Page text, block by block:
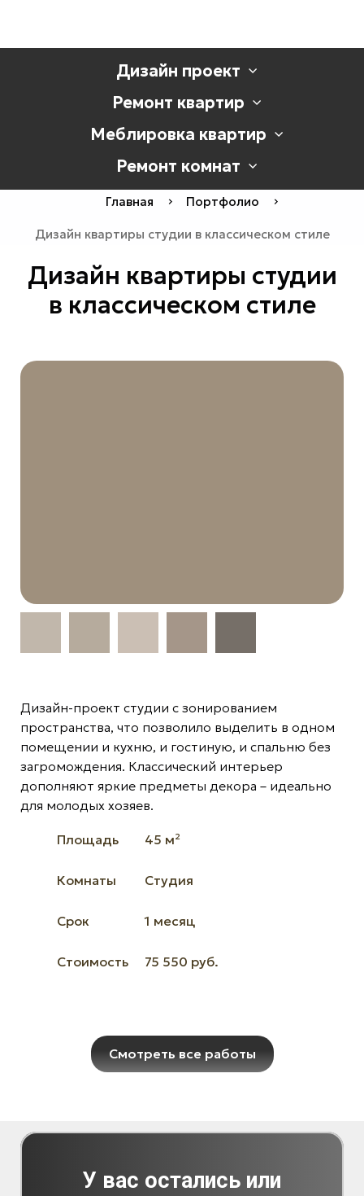
Дизайн проект
Ремонт квартир
Меблировка квартир
Ремонт комнат
Главная Портфолио
Дизайн квартиры студии в классическом стиле
Дизайн квартиры студии
в классическом стиле
Дизайн-проект студии с зонированием
пространства, что позволило выделить в одном
помещении и кухню, и гостиную, и спальню без
загромождения. Классический интерьер
дополняют яркие предметы декора – идеально
для молодых хозяев.
Площадь 45 м²
Комнаты Студия
Срок 1 месяц
Стоимость 75 550 руб.
Смотреть все работы
У вас остались или